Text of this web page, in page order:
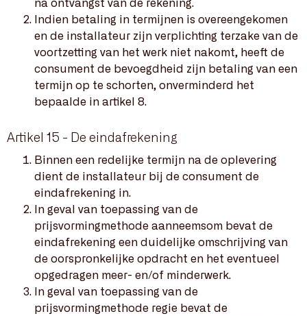
na ontvangst van de rekening.
Indien betaling in termijnen is overeengekomen
en de installateur zijn verplichting terzake van de
voortzetting van het werk niet nakomt, heeft de
consument de bevoegdheid zijn betaling van een
termijn op te schorten, onverminderd het
bepaalde in artikel 8.
Artikel 15 - De eindafrekening
Binnen een redelijke termijn na de oplevering
dient de installateur bij de consument de
eindafrekening in.
In geval van toepassing van de
prijsvormingmethode aanneemsom bevat de
eindafrekening een duidelijke omschrijving van
de oorspronkelijke opdracht en het eventueel
opgedragen meer- en/of minderwerk.
In geval van toepassing van de
prijsvormingmethode regie bevat de